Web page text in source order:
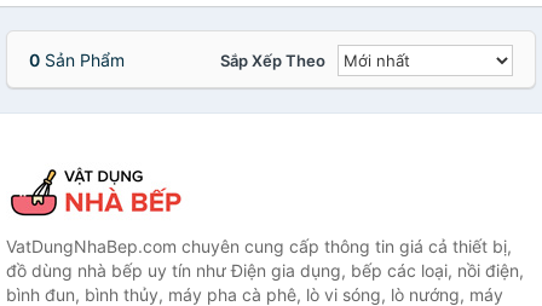
0 Sản Phẩm Sắp Xếp Theo
VatDungNhaBep.com chuyên cung cấp thông tin giá cả thiết bị,
đồ dùng nhà bếp uy tín như Điện gia dụng, bếp các loại, nồi điện,
bình đun, bình thủy, máy pha cà phê, lò vi sóng, lò nướng, máy